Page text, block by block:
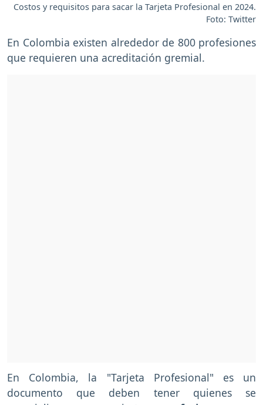
Costos y requisitos para sacar la Tarjeta Profesional en 2024.
Foto: Twitter
En Colombia existen alrededor de 800 profesiones
que requieren una acreditación gremial.
En Colombia, la "Tarjeta Profesional" es un
documento que deben tener quienes se